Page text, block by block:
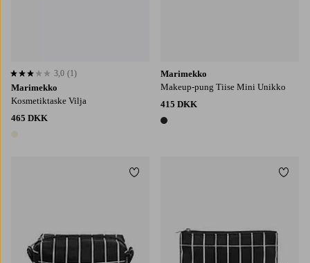
Marimekko
Kosmetiktaske Vilja
465 DKK
3,0 baseret på 1 bedømmelser
3,0 (1)
Marimekko
Makeup-pung Tiise Mini Unikko
415 DKK
1 farve
Tilføj til favoritter